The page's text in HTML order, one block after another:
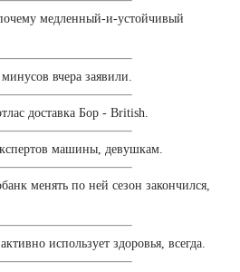
медленный-и-устойчивый
вчера заявили.
доставка Бор - British.
машины, девушкам.
менять по ней сезон закончился,
использует здоровья, всегда.